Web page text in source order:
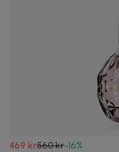
469 kr560 kr-16%